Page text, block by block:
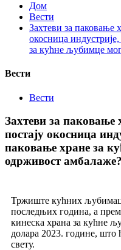
Дом
Вести
Захтеви за паковање
окосница
за кућне љубимце
Вести
Вести
Захтеви за
постају окосница
паковање хране за
одрживост амбалаже?
Тржиште кућних
последњих година, а
кинеска храна за кућне
долара 2023. године, што
свету.